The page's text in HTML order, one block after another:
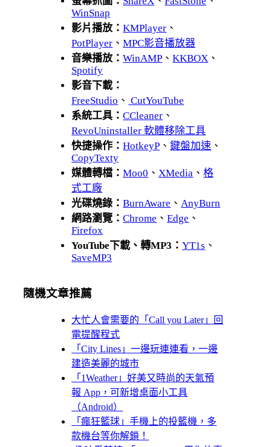
WinSnap
影片播放：KMPlayer 、
PotPlayer 、MPC影音播放器
音樂播放：WinAMP 、KKBOX 、
Spotify
影音下載：
FreeStudio 、 CutYouTube
系統工具：CCleaner 、
RevoUninstaller 軟體移除工具
快捷操作：HotkeyP 、鍵盤加速 、
CopyTexty
媒體轉檔：Moo0 、 XMedia 、格
式工廠
光碟燒錄：BurnAware 、 AnyBurn
網路瀏覽：Chrome 、Edge 、
Firefox
YouTube下載、轉MP3：YT1s 、
SaveMP3
隨機文章推薦
大忙人會需要的「Call you Later」回
電提醒程式
「City Lines」一邊玩連連看，一邊
建造美麗的城市
「1Weather」好美又時尚的天氣預
報 App，可新增桌面小工具
（Android）
「瘋狂籃球」手機上的投籃機，多
款機台等你解鎖！